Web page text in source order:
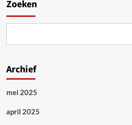
Zoeken
Archief
mei 2025
april 2025